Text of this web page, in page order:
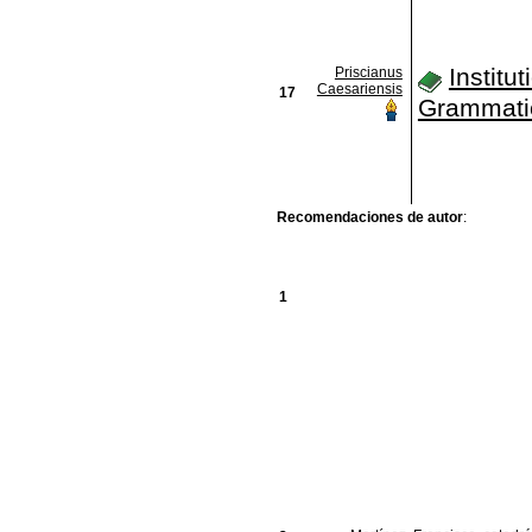
17
Priscianus
Caesariensis
Recomendaciones de autor:
1